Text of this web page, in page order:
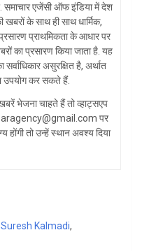
समाचार एजेंसी ऑफ इंडिया में देश
खबरों के साथ ही साथ धार्मिक,
प्राथमिकता के आधार पर
का प्रसारण किया जाता है. यह
असुरक्षित है, अर्थात
उपयोग कर सकते हैं.
भेजना चाहते हैं तो व्हाट्सएप
पर
तो उन्हें स्थान अवश्य दिया
Kalmadi,